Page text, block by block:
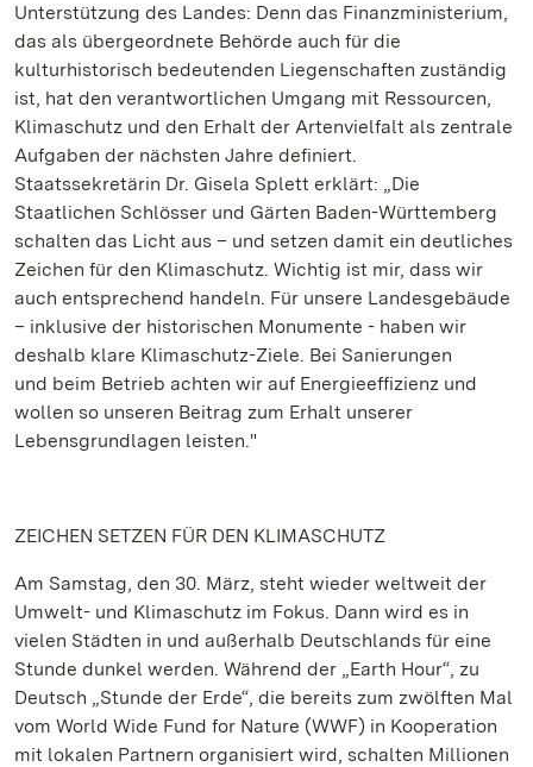
Unterstützung des Landes: Denn das Finanzministerium,
das als übergeordnete Behörde auch für die
kulturhistorisch bedeutenden Liegenschaften zuständig
ist, hat den verantwortlichen Umgang mit Ressourcen,
Klimaschutz und den Erhalt der Artenvielfalt als zentrale
Aufgaben der nächsten Jahre definiert.
Staatssekretärin Dr. Gisela Splett erklärt: „Die
Staatlichen Schlösser und Gärten Baden-Württemberg
schalten das Licht aus – und setzen damit ein deutliches
Zeichen für den Klimaschutz. Wichtig ist mir, dass wir
auch entsprechend handeln. Für unsere Landesgebäude
– inklusive der historischen Monumente - haben wir
deshalb klare Klimaschutz-Ziele. Bei Sanierungen
und beim Betrieb achten wir auf Energieeffizienz und
wollen so unseren Beitrag zum Erhalt unserer
Lebensgrundlagen leisten."
ZEICHEN SETZEN FÜR DEN KLIMASCHUTZ
Am Samstag, den 30. März, steht wieder weltweit der
Umwelt- und Klimaschutz im Fokus. Dann wird es in
vielen Städten in und außerhalb Deutschlands für eine
Stunde dunkel werden. Während der „Earth Hour“, zu
Deutsch „Stunde der Erde“, die bereits zum zwölften Mal
vom World Wide Fund for Nature (WWF) in Kooperation
mit lokalen Partnern organisiert wird, schalten Millionen